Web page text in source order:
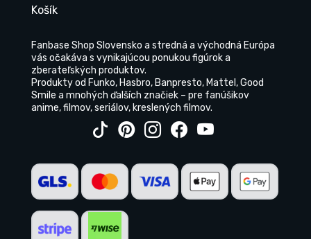
Košík
Fanbase Shop Slovensko a stredná a východná Európa
vás očakáva s vynikajúcou ponukou figúrok a
zberateľských produktov.
Produkty od Funko, Hasbro, Banpresto, Mattel, Good
Smile a mnohých ďalších značiek – pre fanúšikov
anime, filmov, seriálov, kreslených filmov.